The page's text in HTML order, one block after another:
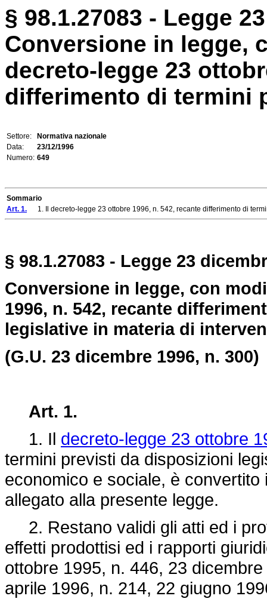
§ 98.1.27083 - Legge
Conversione in legge,
decreto-legge 23
differimento di termini
Settore:
Normativa nazionale
Data:
23/12/1996
Numero: 649
Sommario
Art. 1. 1. Il decreto-legge 23 ottobre 1996, n. 542, recante differimento di
§ 98.1.27083 - Legge 23
Conversione in legge, con
1996, n. 542, recante
legislative in materia di
(G.U. 23 dicembre 1996, n. 300)
Art. 1.
1. Il decreto-legge 23 ottobre
termini previsti da disposizioni
economico e sociale, è
allegato alla presente legge.
2. Restano validi gli atti ed i
effetti prodottisi ed i rapporti
ottobre 1995, n. 446, 23
aprile 1996, n. 214, 22 giugno